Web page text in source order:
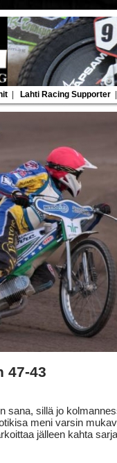
Lahti Racing Supporter
47-43
sana, sillä jo
meni varsin
jälleen kahta